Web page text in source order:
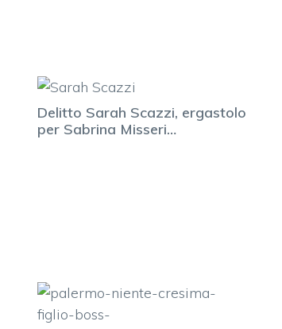
Delitto Sarah Scazzi, ergastolo
per Sabrina Misseri…